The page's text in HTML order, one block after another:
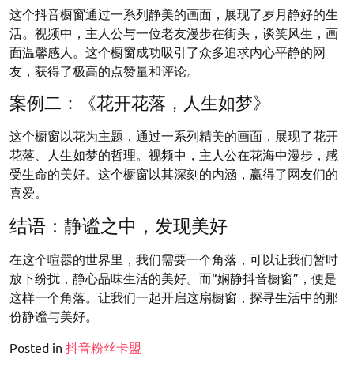
这个抖音橱窗通过一系列静美的画面，展现了岁月静好的生
活。视频中，主人公与一位老友漫步在街头，谈笑风生，画
面温馨感人。这个橱窗成功吸引了众多追求内心平静的网
友，获得了极高的点赞量和评论。
案例二：《花开花落，人生如梦》
这个橱窗以花为主题，通过一系列精美的画面，展现了花开
花落、人生如梦的哲理。视频中，主人公在花海中漫步，感
受生命的美好。这个橱窗以其深刻的内涵，赢得了网友们的
喜爱。
结语：静谧之中，发现美好
在这个喧嚣的世界里，我们需要一个角落，可以让我们暂时
放下纷扰，静心品味生活的美好。而“娴静抖音橱窗”，便是
这样一个角落。让我们一起开启这扇橱窗，探寻生活中的那
份静谧与美好。
Posted in 抖音粉丝卡盟